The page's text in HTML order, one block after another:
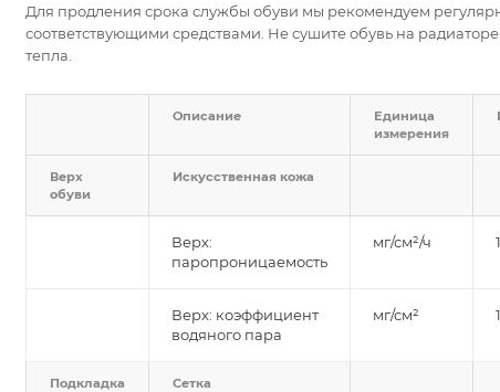
Для продления срока службы обуви мы рекомендуем
соответствующими средствами. Не сушите обувь на
тепла.
Описание
Единица
измерения
Верх
обуви
Искусственная кожа
Верх:
паропроницаемость
мг/см²/ч
Верх: коэффициент
водяного пара
мг/см²
Подкладка Сетка